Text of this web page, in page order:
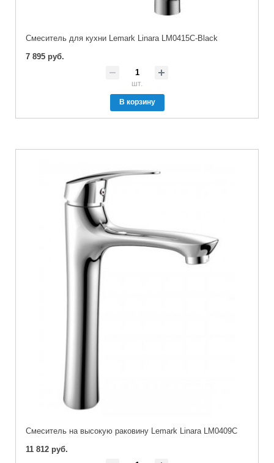
Cмеситель для кухни Lemark Linara LM0415C-Black
7 895 руб.
шт.
В корзину
Cмеситель на высокую раковину Lemark Linara LM0409C
11 812 руб.